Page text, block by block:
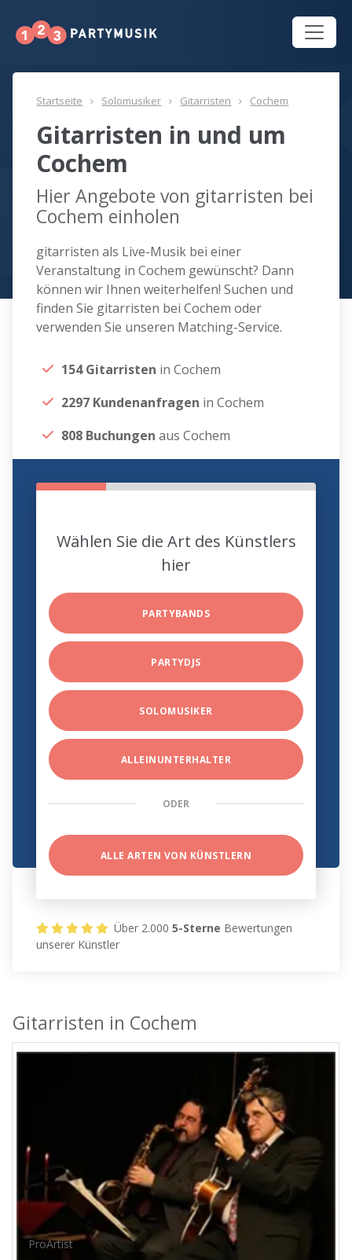
Startseite Solomusiker Gitarristen Cochem
Gitarristen in und um
Cochem
Hier Angebote von gitarristen bei
Cochem einholen
gitarristen als Live-Musik bei einer
Veranstaltung in Cochem gewünscht? Dann
können wir Ihnen weiterhelfen! Suchen und
finden Sie gitarristen bei Cochem oder
verwenden Sie unseren Matching-Service.
154 Gitarristen in Cochem
2297 Kundenanfragen in Cochem
808 Buchungen aus Cochem
Wählen Sie die Art des Künstlers
hier
PARTYBANDS
PARTYDJS
SOLOMUSIKER
ALLEINUNTERHALTER
ODER
ALLE ARTEN VON KÜNSTLERN
Über 2.0005-Sterne Bewertungen
unserer Künstler
Gitarristen in Cochem
ProArtist